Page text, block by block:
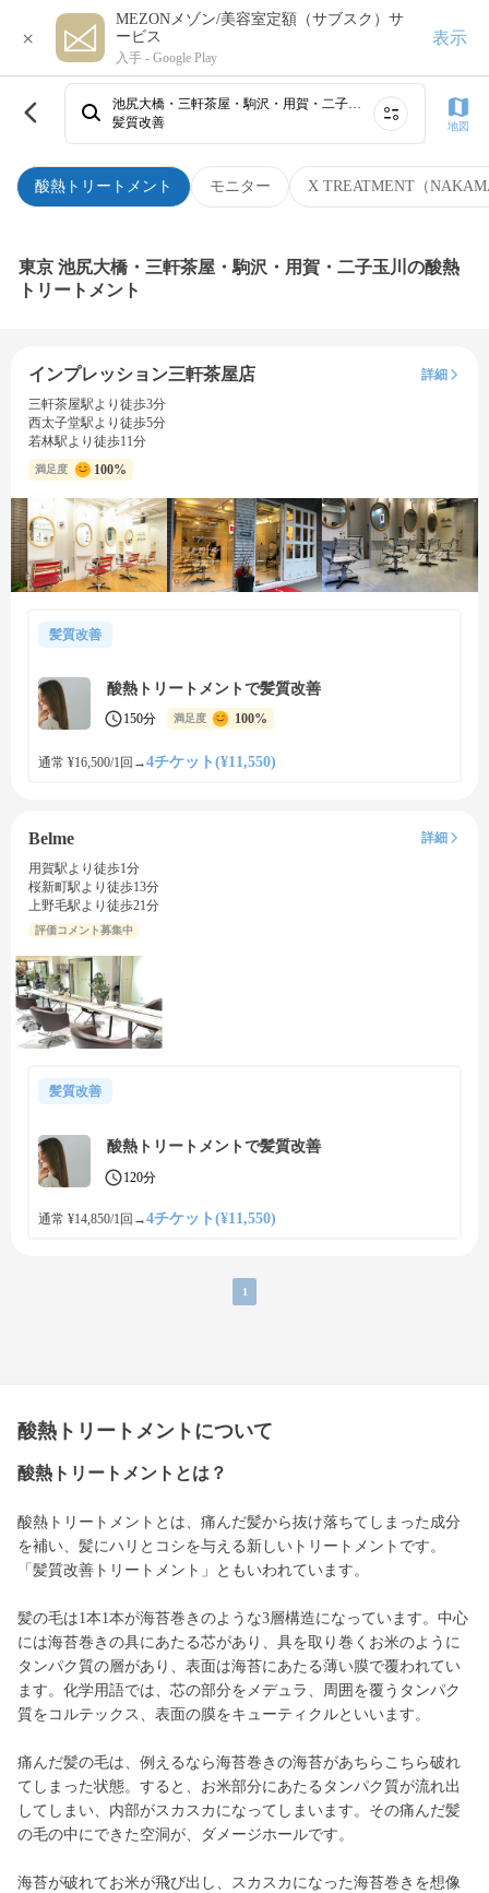
×
MEZONメゾン/美容室定額（サブスク）サ
ービス
入手 - Google Play
表示
酸熱トリートメント モニター X TREATMENT（
池尻大橋・三軒茶屋・駒沢・用賀・二子玉川
髪質改善
地図
東京 池尻大橋・三軒茶屋・駒沢・用賀・二子玉川の酸熱
トリートメント
インプレッション三軒茶屋店
詳細
三軒茶屋駅より徒歩3分
西太子堂駅より徒歩5分
若林駅より徒歩11分
満足度 100%
髪質改善
酸熱トリートメントで髪質改善
150分 満足度 100%
通常 ¥16,500/1回 →4チケット(¥11,550)
Belme
詳細
用賀駅より徒歩1分
桜新町駅より徒歩13分
上野毛駅より徒歩21分
評価コメント募集中
髪質改善
酸熱トリートメントで髪質改善
120分
通常 ¥14,850/1回 →4チケット(¥11,550)
1
酸熱トリートメントについて
酸熱トリートメントとは？
酸熱トリートメントとは、痛んだ髪から抜け落ちてしまった成分
を補い、髪にハリとコシを与える新しいトリートメントです。
「髪質改善トリートメント」ともいわれています。
髪の毛は1本1本が海苔巻きのような3層構造になっています。中心
には海苔巻きの具にあたる芯があり、具を取り巻くお米のように
タンパク質の層があり、表面は海苔にあたる薄い膜で覆われてい
ます。化学用語では、芯の部分をメデュラ、周囲を覆うタンパク
質をコルテックス、表面の膜をキューティクルといいます。
痛んだ髪の毛は、例えるなら海苔巻きの海苔があちらこちら破れ
てしまった状態。すると、お米部分にあたるタンパク質が流れ出
してしまい、内部がスカスカになってしまいます。その痛んだ髪
の毛の中にできた空洞が、ダメージホールです。
海苔が破れてお米が飛び出し、スカスカになった海苔巻きを想像